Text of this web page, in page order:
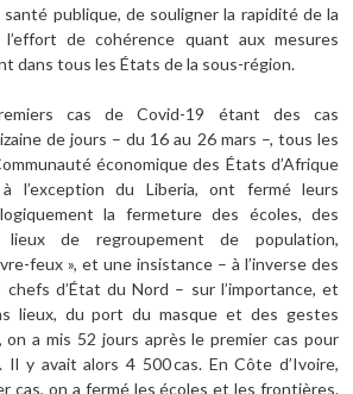
publique, de souligner la rapidité de la
de cohérence quant aux mesures
dans tous les États de la sous-région.
cas de Covid-19 étant des cas
de jours – du 16 au 26 mars –, tous les
économique des États d’Afrique
l’exception du Liberia, ont fermé leurs
la fermeture des écoles, des
de regroupement de population,
feux », et une insistance – à l’inverse des
d’État du Nord – sur l’importance, et
lieux, du port du masque et des gestes
on a mis 52 jours après le premier cas pour
Il y avait alors 4 500 cas. En Côte d’Ivoire,
cas, on a fermé les écoles et les frontières.